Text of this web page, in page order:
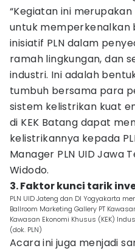
“Kegiatan ini
untuk
inisiatif PLN dalam
ramah lingkungan, dan
industri. Ini adalah
tumbuh bersama para
sistem kelistrikan kuat
di KEK Batang dapat
kelistrikannya kepada
Manager PLN UID Jawa
Widodo.
3. Faktor kunci tarik
PLN UID Jateng dan DI Yogyakarta
Ballroom Marketing Gallery PT
Kawasan Ekonomi Khusus (KEK)
(dok. PLN)
Acara ini juga menjadi